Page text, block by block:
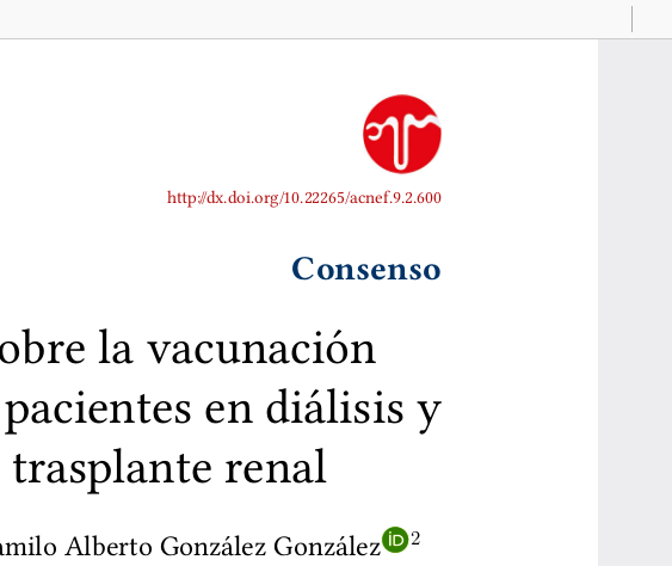
Download
View
hp://dx.doi.org/10.22265/acnef.9.2.600
Consenso
la vacunación
en diálisis y
trasplante renal
Alberto González González 2